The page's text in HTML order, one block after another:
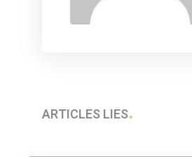
ARTICLES LIÉS